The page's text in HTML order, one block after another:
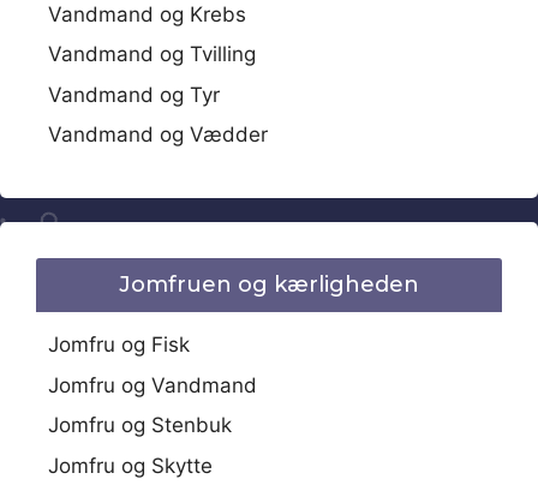
Vandmand og Krebs
Vandmand og Tvilling
Vandmand og Tyr
Vandmand og Vædder
Jomfruen og kærligheden
Jomfru og Fisk
Jomfru og Vandmand
Jomfru og Stenbuk
Jomfru og Skytte